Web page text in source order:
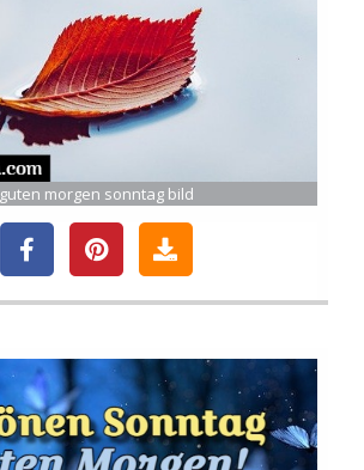
guten morgen sonntag bild